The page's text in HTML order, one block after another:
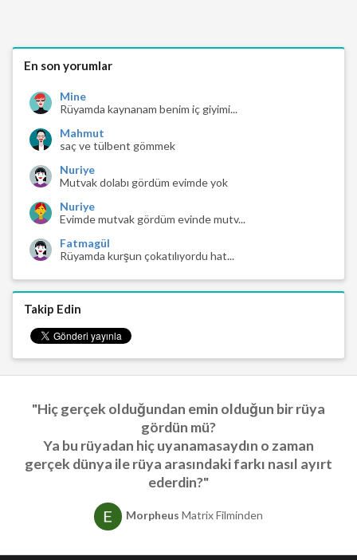
En son yorumlar
Mine
Rüyamda kaynanam benim iç giyimi...
Mahmut
saç ve tülbent gömmek
Nuriye
Mutvak dolabı gördüm evimde yok
Nuriye
Evimde mutvak gördüm evinde mutv...
Fatmagül
Rüyamda kurşun çokatılıyordu hat...
Takip Edin
"Hiç gerçek olduğundan emin olduğun bir rüya
gördün mü?
Ya bu rüyadan hiç uyanamasaydın o zaman
gerçek dünya ile rüya arasındaki farkı nasıl ayırt
ederdin?"
Morpheus Matrix Filminden